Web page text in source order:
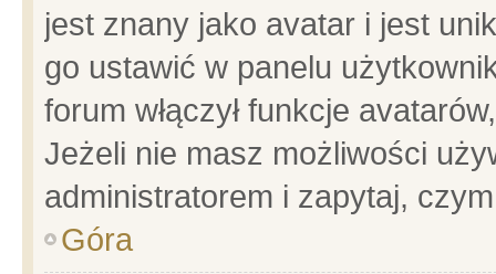
jest znany jako avatar i jest
go ustawić w panelu
forum włączył funkcje
Jeżeli nie masz możliwości
administratorem i zapytaj,
Góra